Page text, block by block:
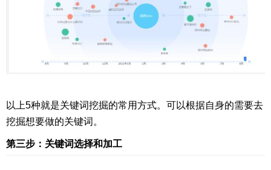
以上5种就是关键词挖掘的常用方式。可以根据自身的需要去
挖掘想要做的关键词。
第三步：关键词选择和加工